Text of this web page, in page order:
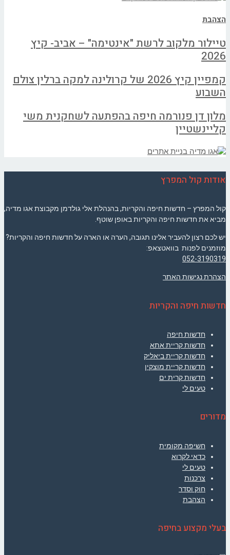
הצהבת
טיילור מלקוב לרשת "אינטימה" – אביב- קיץ
2026
קמפיין קיץ 2026 של קרולינה למקה ברלין צולם
השבוע
מלון דן פנורמה חיפה בהפתעה לשחקנית משי
קליינשטיין
אודות קול המפרץ
קול המפרץ – חדשות חיפה והקריות, בהנהלת אלי גולדמן מקבוצת אגו מדיה,
מביא את חדשות חיפה והקריות באופן שוטף.
יש לכם רצון להעביר אלינו תגובה, הערה או הארה על חדשות חיפה והקריות?
מוזמנים לפנות בוואטצאפ:
052-3190319
הצהרת נגישות האתר
חדשות חיפה והקריות
חדשות חיפה
חדשות קריית אתא
חדשות קריית ביאליק
חדשות קריית מוצקין
חדשות קרית ים
טעים לי
מדורים
חשיפה מקומית
כדאי לקרוא
טעים לי
צרכנות
חוק וסדר
הצהבת
בעלי מקצוע בחיפה